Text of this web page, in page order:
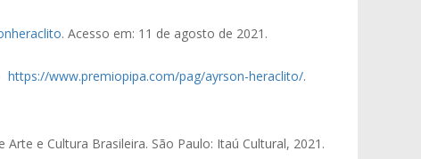
. Acesso em: 11 de agosto de 2021.
https://www.premiopipa.com/pag/ayrson-heraclito/.
Arte e Cultura Brasileira. São Paulo: Itaú Cultural, 2021.